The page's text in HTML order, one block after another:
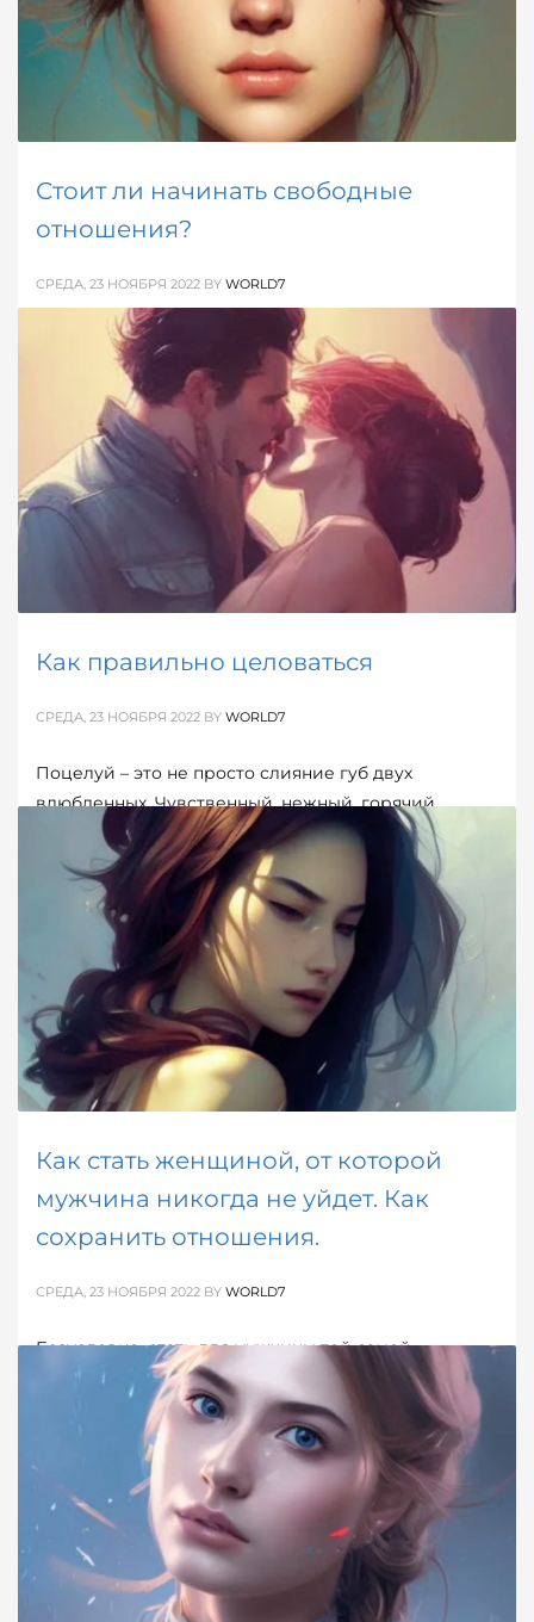
ОПУБЛИКОВАНО В ДЕВИЧЬЕ,РАЗНОЕ
МЕТКИ:
КАК ПОНРАВИТСЯ ПАРНЮ ПРИВЛЕКАТЕЛЬНОСТЬ
Стоит ли начинать свободные
отношения?
СРЕДА, 23 НОЯБРЯ 2022 BY WORLD7
Отношения всегда относились к сложным
процессам, которые на первый взгляд кажутся
совсем простыми.
ОПУБЛИКОВАНО ВОБ ОТНОШЕНИЯХ
МЕТКИ:
ПСИХОЛОГИЯ ОТНОШЕНИЙ
ОТНОШЕНИЯ
Как правильно целоваться
СРЕДА, 23 НОЯБРЯ 2022 BY WORLD7
Поцелуй – это не просто слияние губ двух
влюбленных. Чувственный, нежный, горячий,
эротический, страстный или легкий и невинный –
поцелуй всегда открывает новые удовольствия,
захватывает, переводит чувства влюбленных на
новый уровень.
ОПУБЛИКОВАНО В ДЕВИЧЬЕ МУЖСКОЕ ,ОБ ОТНОШЕНИЯХ
МЕТКИ:
РОМАНТИКА
Как стать женщиной, от которой
мужчина никогда не уйдет. Как
сохранить отношения.
СРЕДА, 23 НОЯБРЯ 2022 BY WORLD7
Безусловно, стать для мужчины той самой —
единственной — это задачка не из простых, но это
вовсе не означает, что можно сидеть, сложа руки,
жаловаться... и ничего не делать.
ОПУБЛИКОВАНО В ДЕВИЧЬЕ, ОБ ОТНОШЕНИЯХ
МЕТКИ: КАК СОХРАНИТЬ ЛЮБОВЬ ОТНОШЕНИЯ
ПРАВИЛЬНЫЕ
ОТНОШЕНИЯ
СОХРАНИТЬ ОТНОШЕНИЯ